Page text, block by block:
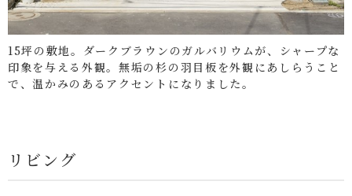
15坪の敷地。ダークブラウンのガルバリウムが、シャープな
印象を与える外観。無垢の杉の羽目板を外観にあしらうこと
で、温かみのあるアクセントになりました。
リビング